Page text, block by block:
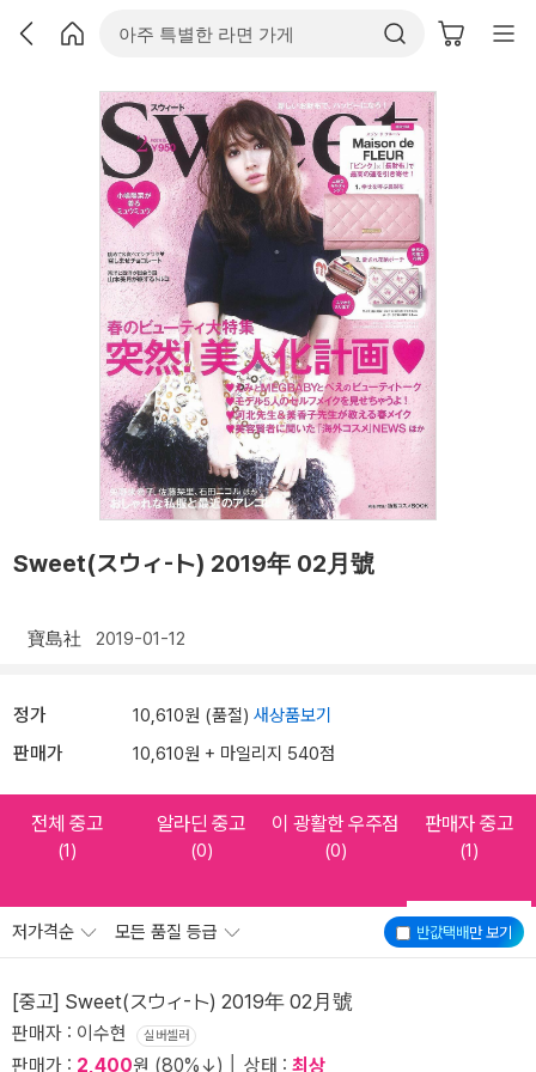
Sweet(スウィ-ト) 2019年 02月號
寶島社 2019-01-12
정가 10,610원 (품절) 새상품보기
판매가 10,610원 + 마일리지 540점
전체 중고
(1)
알라딘 중고
(0)
이 광활한 우주점
(0)
판매자 중고
(1)
반값택배만 보기
저가격순 모든 품질 등급
[중고] Sweet(スウィ-ト) 2019年 02月號
판매자 : 이수현 실버셀러
판매가 : 2,400원 (80%↓) │ 상태 : 최상